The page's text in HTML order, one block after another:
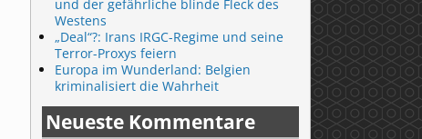
und der gefährliche blinde Fleck des
Westens
„Deal“?: Irans IRGC-Regime und seine
Terror-Proxys feiern
Europa im Wunderland: Belgien
kriminalisiert die Wahrheit
Neueste Kommentare